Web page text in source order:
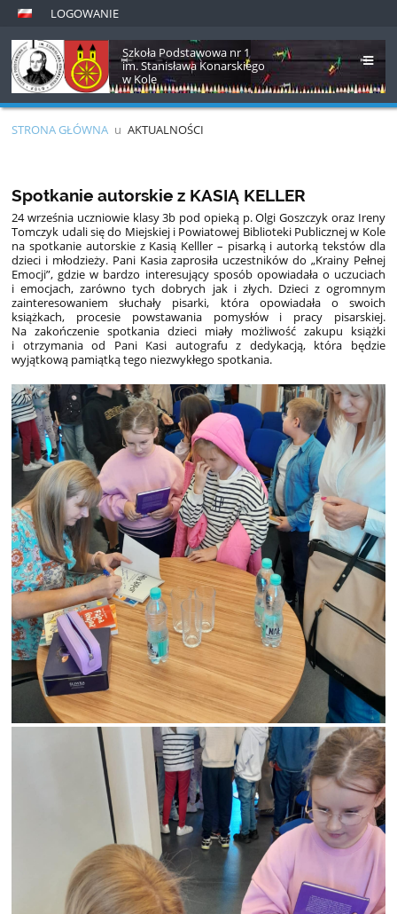
LOGOWANIE
Szkoła Podstawowa nr 1
im. Stanisława Konarskiego
w Kole
STRONA GŁÓWNA u AKTUALNOŚCI
Spotkanie autorskie z KASIĄ KELLER
24 września uczniowie klasy 3b pod opieką p. Olgi Goszczyk oraz Ireny
Tomczyk udali się do Miejskiej i Powiatowej Biblioteki Publicznej w Kole
na spotkanie autorskie z Kasią Kelller – pisarką i autorką tekstów dla
dzieci i młodzieży. Pani Kasia zaprosiła uczestników do „Krainy Pełnej
Emocji”, gdzie w bardzo interesujący sposób opowiadała o uczuciach
i emocjach, zarówno tych dobrych jak i złych. Dzieci z ogromnym
zainteresowaniem słuchały pisarki, która opowiadała o swoich
książkach, procesie powstawania pomysłów i pracy pisarskiej.
Na zakończenie spotkania dzieci miały możliwość zakupu książki
i otrzymania od Pani Kasi autografu z dedykacją, która będzie
wyjątkową pamiątką tego niezwykłego spotkania.